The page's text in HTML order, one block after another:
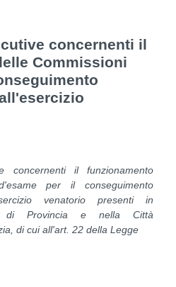
concernenti il
Commissioni
concernenti il funzionamento
per il conseguimento
venatorio presenti in
di Provincia e nella Città
di cui all'art. 22 della Legge